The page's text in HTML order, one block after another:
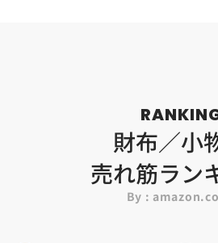
財布／小
売れ筋ラン
By :